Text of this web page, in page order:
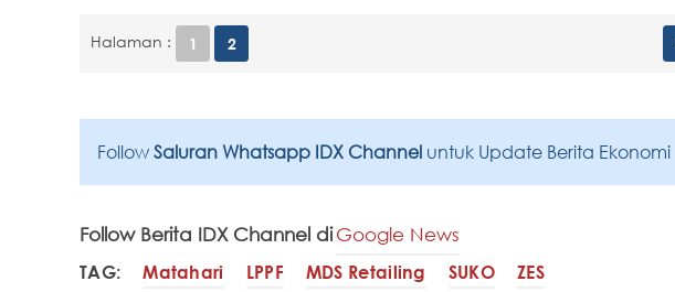
Halaman : 1 2
Follow Saluran Whatsapp IDX Channel untuk Update Berita Ekonomi
Follow Berita IDX Channel diGoogle News
TAG: Matahari LPPF MDS Retailing SUKO ZES